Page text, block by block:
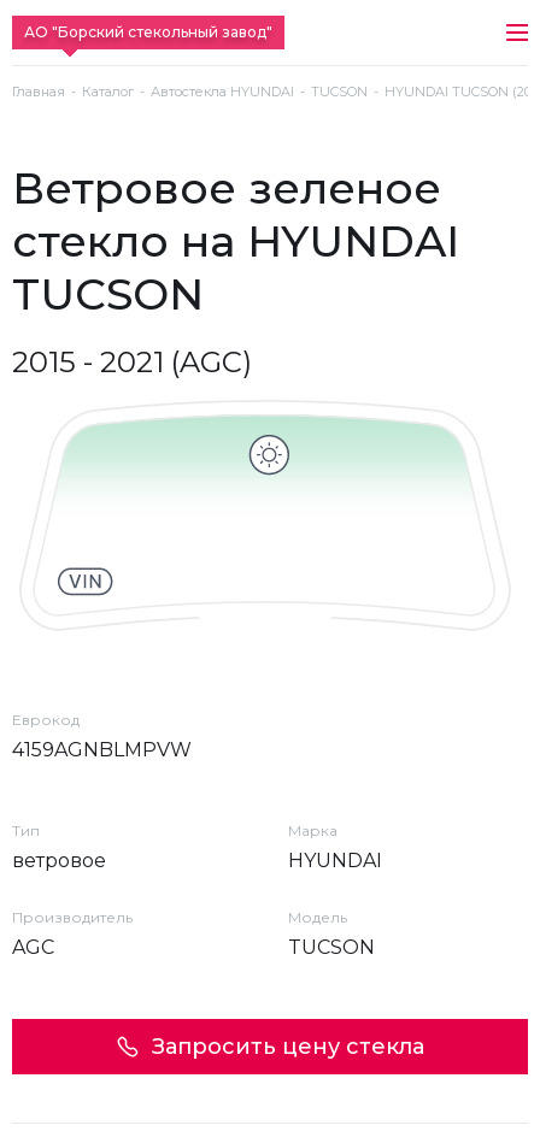
АО "Борский стекольный завод"
Главная Каталог Автостекла HYUNDAI TUCSON HYUNDAI TUCSON
ветровое зеленое
стекло на HYUNDAI
TUCSON
2015 - 2021 (AGC)
Еврокод
4159AGNBLMPVW
Тип
ветровое
Марка
HYUNDAI
Производитель
AGC
Модель
TUCSON
Запросить цену стекла